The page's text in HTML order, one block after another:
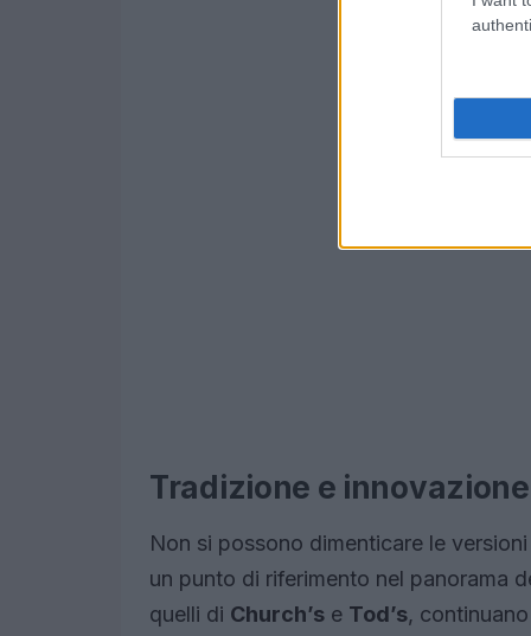
Tradizione e innovazione
Non si possono dimenticare le
un punto di riferimento nel panorama
quelli di Church’s e Tod’s,